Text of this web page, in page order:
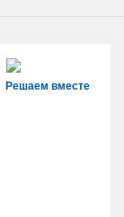
Решаем вместе